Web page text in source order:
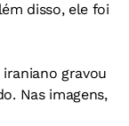
disso, ele foi
gravou
Nas imagens,